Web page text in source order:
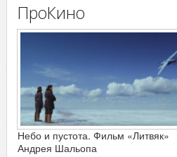
ПроКино
Небо и пустота. Фильм «Литвяк»
Андрея Шальопа